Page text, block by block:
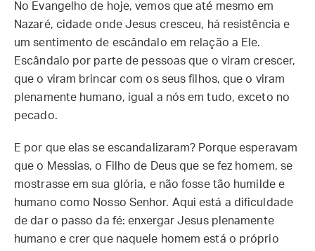
No Evangelho de hoje, vemos que até mesmo em
Nazaré, cidade onde Jesus cresceu, há resistência e
um sentimento de escândalo em relação a Ele.
Escândalo por parte de pessoas que o viram crescer,
que o viram brincar com os seus filhos, que o viram
plenamente humano, igual a nós em tudo, exceto no
pecado.
E por que elas se escandalizaram? Porque esperavam
que o Messias, o Filho de Deus que se fez homem, se
mostrasse em sua glória, e não fosse tão humilde e
humano como Nosso Senhor. Aqui está a dificuldade
de dar o passo da fé: enxergar Jesus plenamente
humano e crer que naquele homem está o próprio